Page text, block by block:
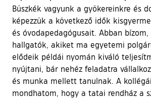
Büszkék vagyunk a gyökereinkre és
képezzük a következő idők
és óvodapedagógusait. Abban
hallgatók, akiket ma egyetemi
elődeik példái nyomán kiváló
nyújtani, bár nehéz feladatra
és munka mellett tanulnak. A
mondhatom, hogy a tatai rendház a